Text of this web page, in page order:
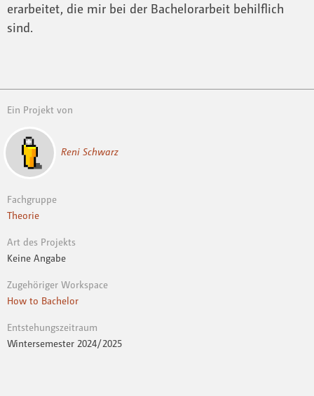
erarbeitet, die mir bei der Bachelorarbeit behilflich
sind.
Ein Projekt von
Reni Schwarz
Fachgruppe
Theorie
Art des Projekts
Keine Angabe
Zugehöriger Workspace
How to Bachelor
Entstehungszeitraum
Wintersemester 2024 / 2025